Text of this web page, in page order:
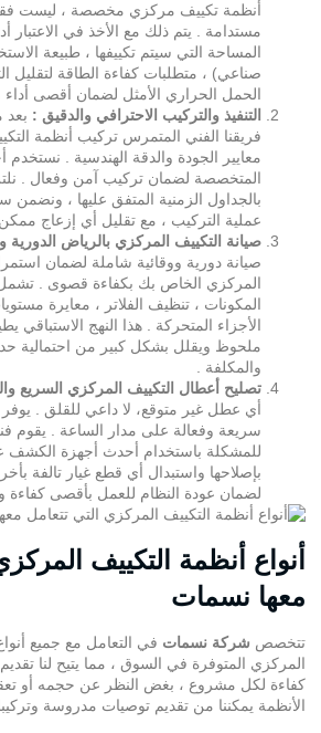
أنظمة تكييف مركزي مخصصة ، ليست
مستدامة . يتم ذلك مع الأخذ في الاعتبار
المساحة التي سيتم تكييفها ، طبيعة
صناعي) ، متطلبات كفاءة الطاقة لتقليل
الحمل الحراري الأمثل لضمان أقصى
التنفيذ والتركيب الاحترافي والدقيق : بعد
فريقنا الفني المتمرس تركيب أنظمة
معايير الجودة والدقة الهندسية .
المتخصصة لضمان تركيب آمن وفعال .
بالجداول الزمنية المتفق عليها ، ونضمن
عملية التركيب ، مع تقليل أي إزعاج
صيانة التكييف المركزي بالرياض الدورية
صيانة دورية ووقائية شاملة لضمان
المركزي الخاص بك بكفاءة قصوى .
المكونات ، تنظيف الفلاتر ، معايرة
الأجزاء المتحركة . هذا النهج الاستباقي
ملحوظ ويقلل بشكل كبير من احتمالية
والمكلفة .
تصليح أعطال التكييف المركزي السريع
أي عطل غير متوقع، لا داعي للقلق .
سريعة وفعالة على مدار الساعة . يقوم
للمشكلة باستخدام أحدث أجهزة الكشف
بإصلاحها واستبدال أي قطع غيار تالفة
لضمان عودة النظام للعمل بأقصى
أنواع أنظمة التكييف
معها نسمات
تتخصص شركة نسمات في التعامل مع جميع
المركزي المتوفرة في السوق ، مما يتيح لنا تقديم
كفاءة لكل مشروع ، بغض النظر عن حجمه أو
الأنظمة يمكننا من تقديم توصيات مدروسة